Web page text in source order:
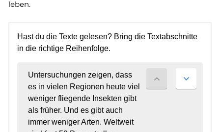
leben.